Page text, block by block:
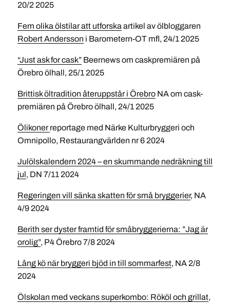
20/2 2025
Fem olika ölstilar att utforska artikel av ölbloggaren
Robert Andersson i Barometern-OT mfl, 24/1 2025
“Just ask for cask”Beernews om caskpremiären på
Örebro ölhall, 25/1 2025
Brittisk öltradition återuppstår i ÖrebroNA om cask-
premiären på Örebro ölhall, 24/1 2025
Ölikonerreportage med Närke Kulturbryggeri och
Omnipollo, Restaurangvärlden nr 6 2024
Julölskalendern 2024 – en skummande nedräkning till
jul, DN 7/11 2024
Regeringen vill sänka skatten för små bryggerier, NA
4/9 2024
Berith ser dyster framtid för småbryggerierna: ”Jag är
orolig”, P4 Örebro 7/8 2024
Lång kö när bryggeri bjöd in till sommarfest, NA 2/8
2024
Ölskolan med veckans superkombo: Rököl och grillat,